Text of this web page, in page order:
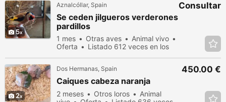
5
Aznalcóllar, Spain
Se ceden jilgueros verderones
pardillos
1 mes Otras aves
Animal vivo
Oferta
Listado 612 veces en los
Consultar
2
Dos Hermanas, Spain
Caiques cabeza naranja
2 meses Otros loros
Animal
450.00 €